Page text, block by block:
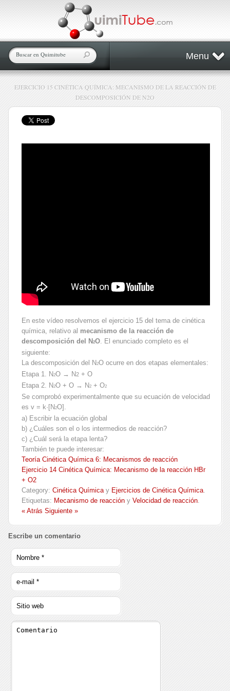
Menu
EJERCICIO 15 CINÉTICA QUÍMICA: MECANISMO DE LA REACCIÓN DE
DESCOMPOSICIÓN DE N2O
En este vídeo resolvemos el ejercicio 15 del tema de cinética
química, relativo al mecanismo de la reacción de
descomposición del N 2O. El enunciado completo es el
siguiente:
La descomposición del N2O ocurre en dos etapas elementales:
Etapa 1. N2O → N2 + O
Etapa 2. N2O + O → N2 + O2
Se comprobó experimentalmente que su ecuación de velocidad
es v = k·[N2O].
a) Escribir la ecuación global
b) ¿Cuáles son el o los intermedios de reacción?
c) ¿Cuál será la etapa lenta?
También te puede interesar:
Teoría Cinética Química 6: Mecanismos de reacción
Ejercicio 14 Cinética Química: Mecanismo de la reacción HBr
+ O2
Category: Cinética Químicay Ejercicios de Cinética Química.
Etiquetas: Mecanismo de reacción y Velocidad de reacción.
« Atrás Siguiente »
Escribe un comentario